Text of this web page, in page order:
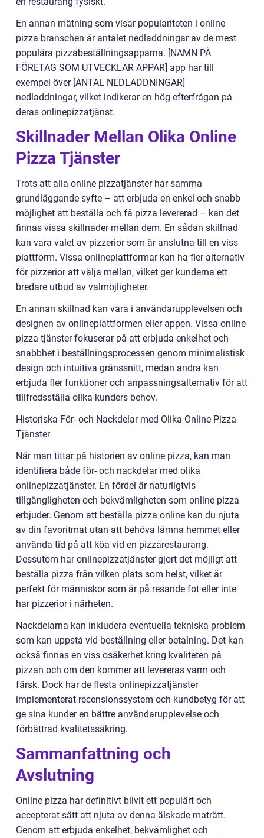
En annan mätning som visar populariteten i online
pizza branschen är antalet nedladdningar av de mest
populära pizzabeställningsapparna. [NAMN PÅ
FÖRETAG SOM UTVECKLAR APPAR] app har till
exempel över [ANTAL NEDLADDNINGAR]
nedladdningar, vilket indikerar en hög efterfrågan på
deras onlinepizzatjänst.
Skillnader Mellan Olika Online
Pizza Tjänster
Trots att alla online pizzatjänster har samma
grundläggande syfte – att erbjuda en enkel och snabb
möjlighet att beställa och få pizza levererad – kan det
finnas vissa skillnader mellan dem. En sådan skillnad
kan vara valet av pizzerior som är anslutna till en viss
plattform. Vissa onlineplattformar kan ha fler alternativ
för pizzerior att välja mellan, vilket ger kunderna ett
bredare utbud av valmöjligheter.
En annan skillnad kan vara i användarupplevelsen och
designen av onlineplattformen eller appen. Vissa online
pizza tjänster fokuserar på att erbjuda enkelhet och
snabbhet i beställningsprocessen genom minimalistisk
design och intuitiva gränssnitt, medan andra kan
erbjuda fler funktioner och anpassningsalternativ för att
tillfredsställa olika kunders behov.
Historiska För- och Nackdelar med Olika Online Pizza
Tjänster
När man tittar på historien av online pizza, kan man
identifiera både för- och nackdelar med olika
onlinepizzatjänster. En fördel är naturligtvis
tillgängligheten och bekvämligheten som online pizza
erbjuder. Genom att beställa pizza online kan du njuta
av din favoritmat utan att behöva lämna hemmet eller
använda tid på att köa vid en pizzarestaurang.
Dessutom har onlinepizzatjänster gjort det möjligt att
beställa pizza från vilken plats som helst, vilket är
perfekt för människor som är på resande fot eller inte
har pizzerior i närheten.
Nackdelarna kan inkludera eventuella tekniska problem
som kan uppstå vid beställning eller betalning. Det kan
också finnas en viss osäkerhet kring kvaliteten på
pizzan och om den kommer att levereras varm och
färsk. Dock har de flesta onlinepizzatjänster
implementerat recensionssystem och kundbetyg för att
ge sina kunder en bättre användarupplevelse och
förbättrad kvalitetssäkring.
Sammanfattning och
Avslutning
Online pizza har definitivt blivit ett populärt och
accepterat sätt att njuta av denna älskade maträtt.
Genom att erbjuda enkelhet, bekvämlighet och